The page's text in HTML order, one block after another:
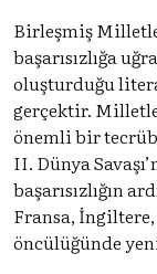
Birleşmiş
başarısızlığa
oluşturduğu
gerçektir.
önemli bir
II. Dünya
başarısızlığın
Fransa,
öncülüğünde